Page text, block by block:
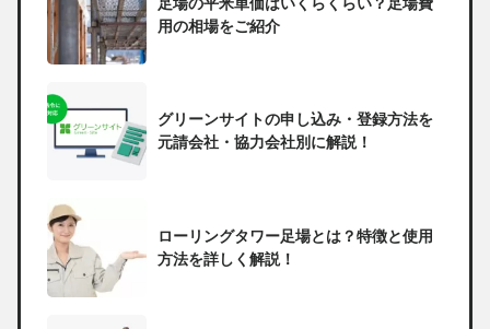
用の相場をご紹介
グリーンサイトの申し込み・登録方法を
元請会社・協力会社別に解説！
ローリングタワー足場とは？特徴と使用
方法を詳しく解説！